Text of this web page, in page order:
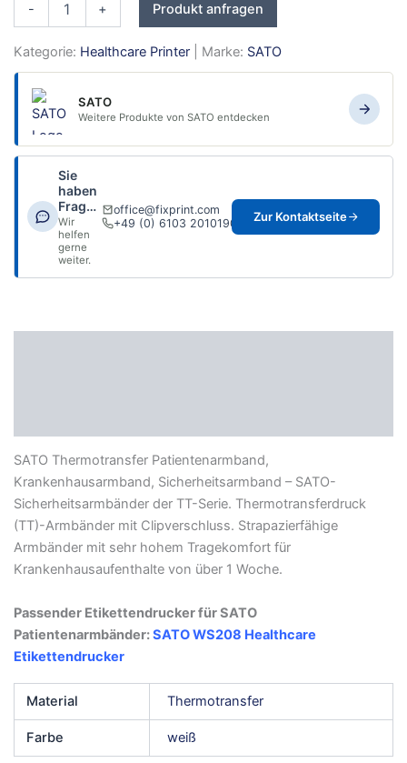
-
Thermotransfer
Menge
+ Produkt anfragen
Kategorie: Healthcare Printer| Marke: SATO
SATO
Weitere Produkte von SATO entdecken
Sie
haben
Fragen?
Wir
helfen
gerne
weiter.
office@fixprint.com
+49 (0) 6103 2010190
Zur Kontaktseite
SATO Thermotransfer Patientenarmband,
Krankenhausarmband, Sicherheitsarmband – SATO-
Sicherheitsarmbänder der TT-Serie. Thermotransferdruck
(TT)-Armbänder mit Clipverschluss. Strapazierfähige
Armbänder mit sehr hohem Tragekomfort für
Krankenhausaufenthalte von über 1 Woche.
Passender Etikettendrucker für SATO
Patientenarmbänder:SATO WS208 Healthcare
Etikettendrucker
Material Thermotransfer
Farbe weiß